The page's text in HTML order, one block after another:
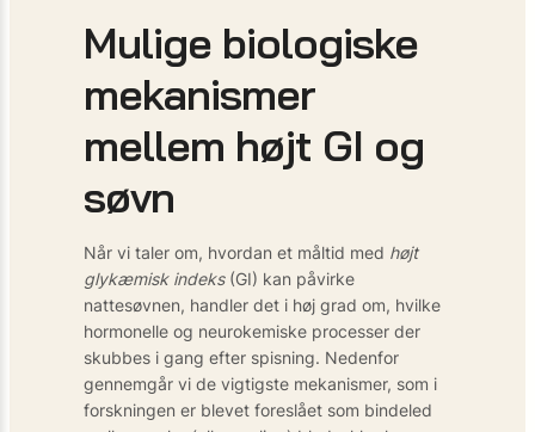
Mulige biologiske
mekanismer
mellem højt GI og
søvn
Når vi taler om, hvordan et måltid med højt
glykæmisk indeks(GI) kan påvirke
nattesøvnen, handler det i høj grad om, hvilke
hormonelle og neuro­kemiske processer der
skubbes i gang efter spisning. Nedenfor
gennemgår vi de vigtigste mekanismer, som i
forskningen er blevet foreslået som bindeled